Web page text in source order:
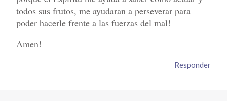
todos sus frutos, me ayudaran a perseverar para
poder hacerle frente a las fuerzas del mal!
Amen!
Responder